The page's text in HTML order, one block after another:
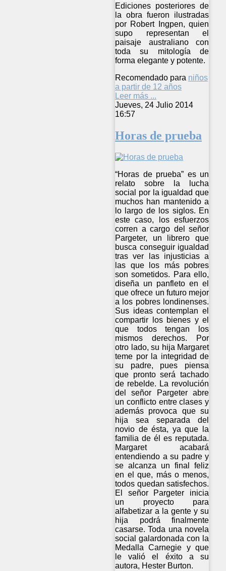
Ediciones posteriores de
la obra fueron ilustradas
por Robert Ingpen, quien
supo representan el
paisaje australiano con
toda su mitología de
forma elegante y potente.
Recomendado para niños
a partir de 12 años
Leer más ...
Jueves, 24 Julio 2014
16:57
Horas de prueba
“Horas de prueba” es un
relato sobre la lucha
social por la igualdad que
muchos han mantenido a
lo largo de los siglos. En
este caso, los esfuerzos
corren a cargo del señor
Pargeter, un librero que
busca conseguir igualdad
tras ver las injusticias a
las que los más pobres
son sometidos. Para ello,
diseña un panfleto en el
que ofrece un futuro mejor
a los pobres londinenses.
Sus ideas contemplan el
compartir los bienes y el
que todos tengan los
mismos derechos. Por
otro lado, su hija Margaret
teme por la integridad de
su padre, pues piensa
que pronto será tachado
de rebelde. La revolución
del señor Pargeter abre
un conflicto entre clases y
además provoca que su
hija sea separada del
novio de ésta, ya que la
familia de él es reputada.
Margaret acabará
entendiendo a su padre y
se alcanza un final feliz
en el que, más o menos,
todos quedan satisfechos.
El señor Pargeter inicia
un proyecto para
alfabetizar a la gente y su
hija podrá finalmente
casarse. Toda una novela
social galardonada con la
Medalla Carnegie y que
le valió el éxito a su
autora, Hester Burton.